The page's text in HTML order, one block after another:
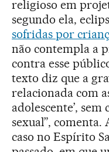
religioso em
segundo ela,
sofridas por
não contempla a
contra esse
texto diz que a
relacionada com
adolescente’,
sexual”, comenta.
caso no Espírito